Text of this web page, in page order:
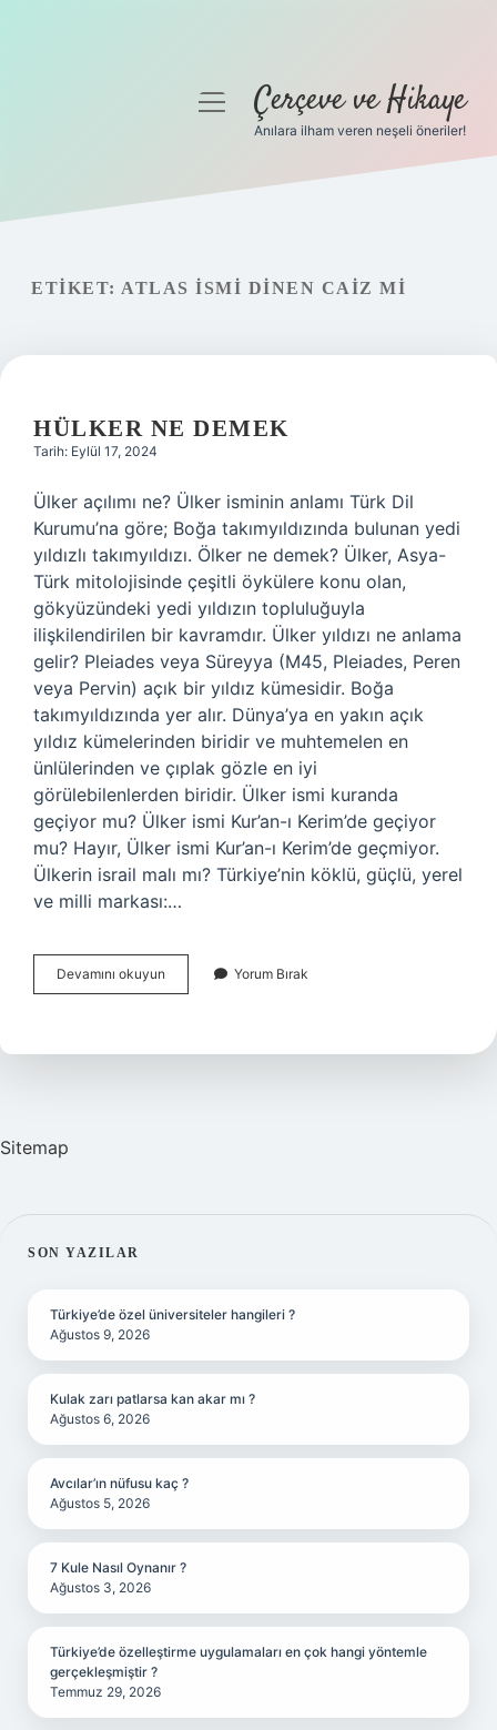
Gizlilik Politikası
menüyüÇerçeve ve Hikaye
Anılara ilham veren neşeli öneriler!
ETIKET: ATLAS ISMI DINEN CAIZ MI
HÜLKER NE DEMEK
Tarih: Eylül 17, 2024
Ülker açılımı ne? Ülker isminin anlamı Türk Dil
Kurumu’na göre; Boğa takımyıldızında bulunan yedi
yıldızlı takımyıldızı. Ölker ne demek? Ülker, Asya-
Türk mitolojisinde çeşitli öykülere konu olan,
gökyüzündeki yedi yıldızın topluluğuyla
ilişkilendirilen bir kavramdır. Ülker yıldızı ne anlama
gelir? Pleiades veya Süreyya (M45, Pleiades, Peren
veya Pervin) açık bir yıldız kümesidir. Boğa
takımyıldızında yer alır. Dünya’ya en yakın açık
yıldız kümelerinden biridir ve muhtemelen en
ünlülerinden ve çıplak gözle en iyi
görülebilenlerden biridir. Ülker ismi kuranda
geçiyor mu? Ülker ismi Kur’an-ı Kerim’de geçiyor
mu? Hayır, Ülker ismi Kur’an-ı Kerim’de geçmiyor.
Ülkerin israil malı mı? Türkiye’nin köklü, güçlü, yerel
ve milli markası:…
Devamını okuyun
Ne
Yorum Bırak
Sitemap
SIDEBAR
SON YAZILAR
Türkiye’de özel üniversiteler hangileri ?
Ağustos 9, 2026
Kulak zarı patlarsa kan akar mı ?
Ağustos 6, 2026
Avcılar’ın nüfusu kaç ?
Ağustos 5, 2026
7 Kule Nasıl Oynanır ?
Ağustos 3, 2026
Türkiye’de özelleştirme uygulamaları en çok hangi yöntemle
gerçekleşmiştir ?
Temmuz 29, 2026